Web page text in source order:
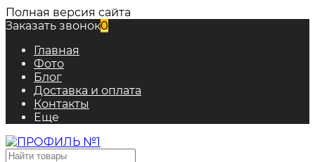
Полная версия сайта
Заказать звонок0
Главная
Фото
Блог
Доставка и оплата
Контакты
Еще